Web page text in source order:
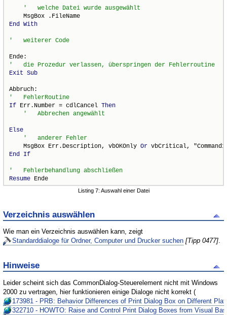
End With
Exit Sub
If Err.Number = cdlCancel Then
Else
    MsgBox Err.Description, vbOKOnly
Or
End
If
Resume Ende
Listing 7: Auswahl einer Datei
Verzeichnis auswählen
Wie man ein Verzeichnis auswählen kann, zeigt
Standarddialoge für Ordner, Computer und Drucker suchen [Tipp 0477].
Hinweise
Leider scheint sich das CommonDialog-Steuerelement nicht mit Windows
2000 zu vertragen, hier funktionieren einige Dialoge nicht korrekt (
173981 - PRB: Behavior Differences of Print Dialog Box on Different
322710 - HOWTO: Raise and Control Print Dialog Boxes from Visual